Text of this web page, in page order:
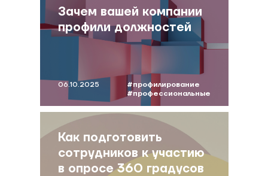
Зачем вашей компании
профили должностей
06.10.2025
#профилирование
#профессиональные
#маслюкова
#профили
Как подготовить
сотрудников к участию
в опросе 360 градусов